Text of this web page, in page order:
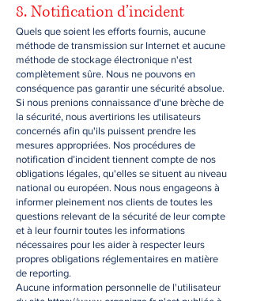
8. Notification d’incident
Quels que soient les efforts fournis, aucune
méthode de transmission sur Internet et aucune
méthode de stockage électronique n'est
complètement sûre. Nous ne pouvons en
conséquence pas garantir une sécurité absolue.
Si nous prenions connaissance d'une brèche de
la sécurité, nous avertirions les utilisateurs
concernés afin qu'ils puissent prendre les
mesures appropriées. Nos procédures de
notification d’incident tiennent compte de nos
obligations légales, qu'elles se situent au niveau
national ou européen. Nous nous engageons à
informer pleinement nos clients de toutes les
questions relevant de la sécurité de leur compte
et à leur fournir toutes les informations
nécessaires pour les aider à respecter leurs
propres obligations réglementaires en matière
de reporting.
Aucune information personnelle de l'utilisateur